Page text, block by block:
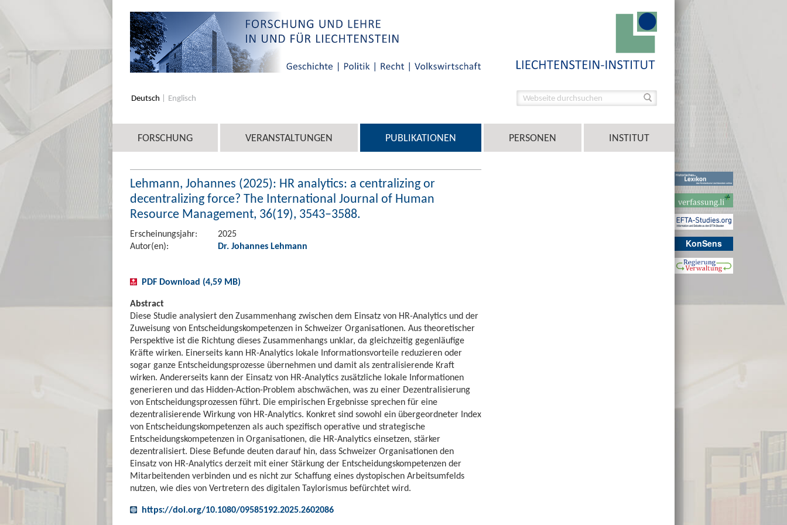
KonSens
Deutsch Englisch
FORSCHUNG VERANSTALTUNGEN PUBLIKATIONEN PERSONEN INSTITUT
Lehmann, Johannes (2025): HR analytics: a centralizing or
decentralizing force? The International Journal of Human
Resource Management, 36(19), 3543–3588.
Erscheinungsjahr:
2025
Autor(en):
Dr. Johannes Lehmann
PDF Download (4,59 MB)
Abstract
Diese Studie analysiert den Zusammenhang zwischen dem Einsatz von HR-Analytics und der
Zuweisung von Entscheidungskompetenzen in Schweizer Organisationen. Aus theoretischer
Perspektive ist die Richtung dieses Zusammenhangs unklar, da gleichzeitig gegenläufige
Kräfte wirken. Einerseits kann HR-Analytics lokale Informationsvorteile reduzieren oder
sogar ganze Entscheidungsprozesse übernehmen und damit als zentralisierende Kraft
wirken. Andererseits kann der Einsatz von HR-Analytics zusätzliche lokale Informationen
generieren und das Hidden-Action-Problem abschwächen, was zu einer Dezentralisierung
von Entscheidungsprozessen führt. Die empirischen Ergebnisse sprechen für eine
dezentralisierende Wirkung von HR-Analytics. Konkret sind sowohl ein übergeordneter Index
von Entscheidungskompetenzen als auch spezifisch operative und strategische
Entscheidungskompetenzen in Organisationen, die HR-Analytics einsetzen, stärker
dezentralisiert. Diese Befunde deuten darauf hin, dass Schweizer Organisationen den
Einsatz von HR-Analytics derzeit mit einer Stärkung der Entscheidungskompetenzen der
Mitarbeitenden verbinden und es nicht zur Schaffung eines dystopischen Arbeitsumfelds
nutzen, wie dies von Vertretern des digitalen Taylorismus befürchtet wird.
https://doi.org/10.1080/09585192.2025.2602086